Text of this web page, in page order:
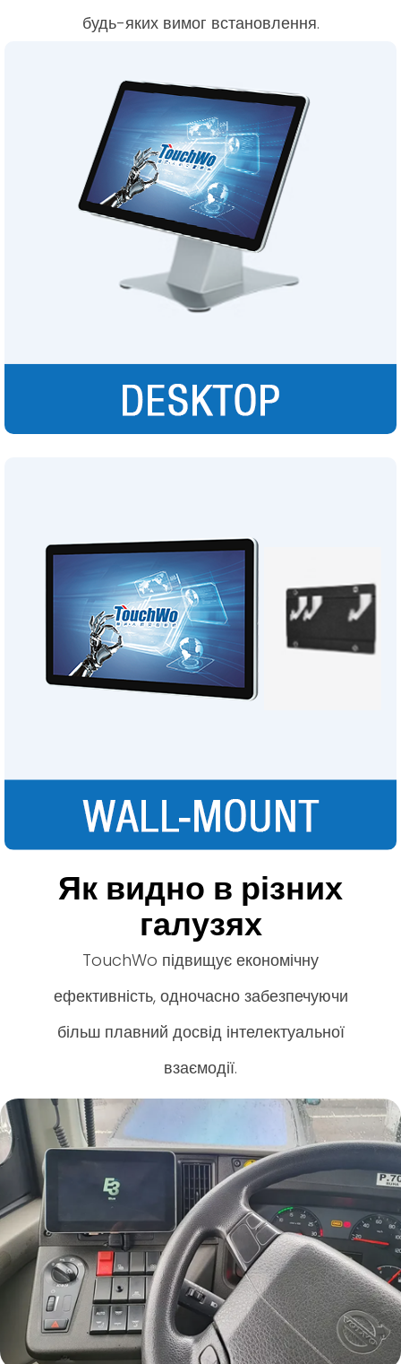
будь-яких вимог встановлення.
Як видно в різних
галузях
TouchWo підвищує економічну
ефективність, одночасно забезпечуючи
більш плавний досвід інтелектуальної
взаємодії.